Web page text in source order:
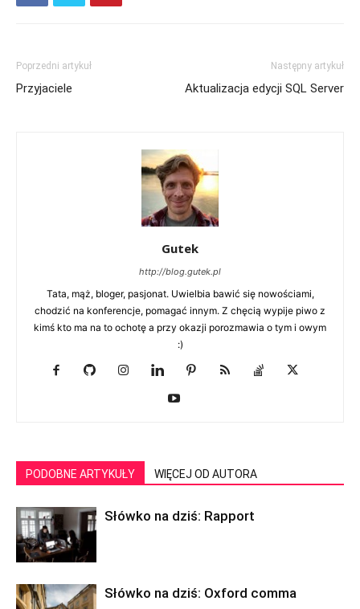
Poprzedni artykuł
Przyjaciele
Następny artykuł
Aktualizacja edycji SQL Server
Gutek
http://blog.gutek.pl
Tata, mąż, bloger, pasjonat. Uwielbia bawić się nowościami,
chodzić na konferencje, pomagać innym. Z chęcią wypije piwo z
kimś kto ma na to ochotę a przy okazji porozmawia o tym i owym
:)
PODOBNE ARTYKUŁY WIĘCEJ OD AUTORA
Słówko na dziś: Rapport
Słówko na dziś: Oxford comma